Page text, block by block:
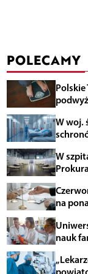
POLECAMY
Polskie
W woj.
W
na
nauk